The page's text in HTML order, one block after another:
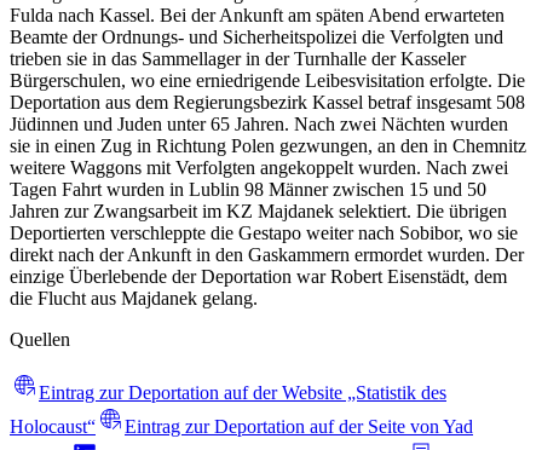
Fulda nach Kassel. Bei der Ankunft am späten Abend erwarteten
Beamte der Ordnungs- und Sicherheitspolizei die Verfolgten und
trieben sie in das Sammellager in der Turnhalle der Kasseler
Bürgerschulen, wo eine erniedrigende Leibesvisitation erfolgte. Die
Deportation aus dem Regierungsbezirk Kassel betraf insgesamt 508
Jüdinnen und Juden unter 65 Jahren. Nach zwei Nächten wurden
sie in einen Zug in Richtung Polen gezwungen, an den in Chemnitz
weitere Waggons mit Verfolgten angekoppelt wurden. Nach zwei
Tagen Fahrt wurden in Lublin 98 Männer zwischen 15 und 50
Jahren zur Zwangsarbeit im KZ Majdanek selektiert. Die übrigen
Deportierten verschleppte die Gestapo weiter nach Sobibor, wo sie
direkt nach der Ankunft in den Gaskammern ermordet wurden. Der
einzige Überlebende der Deportation war Robert Eisenstädt, dem
die Flucht aus Majdanek gelang.
Quellen
Eintrag zur Deportation auf der Website „Statistik des
Holocaust“
Eintrag zur Deportation auf der Seite von Yad